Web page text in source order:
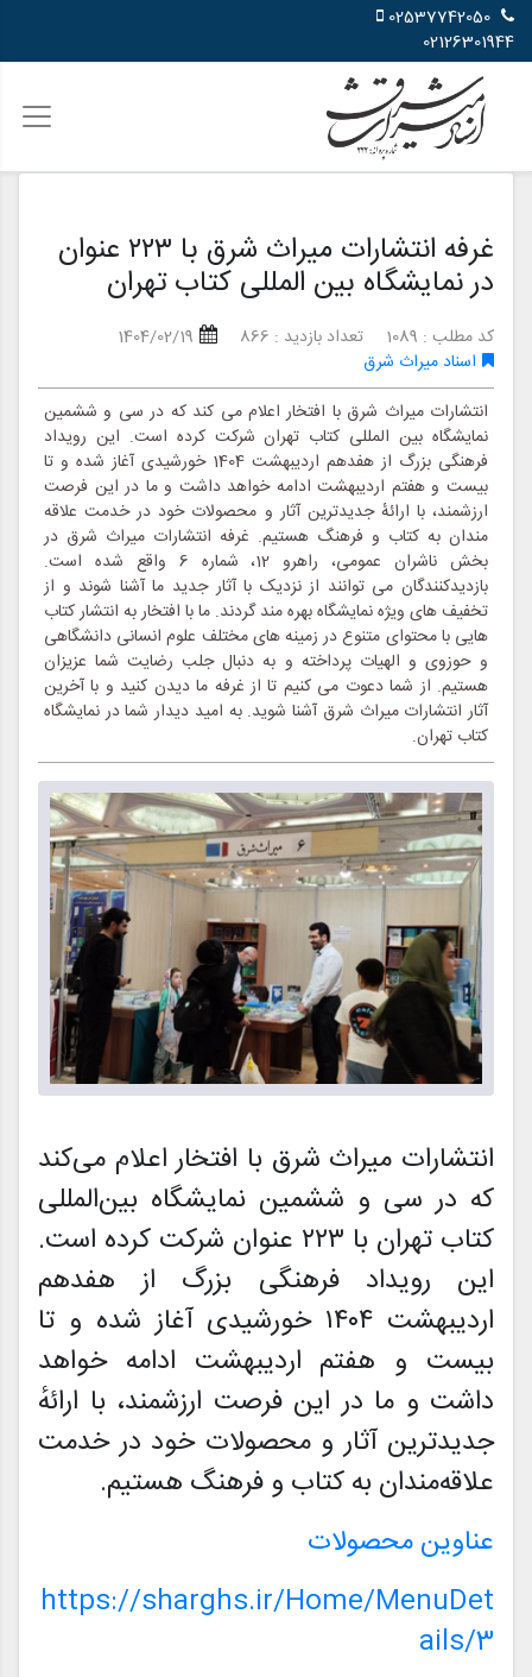
02126301944
غرفه انتشارات میراث شرق با ۲۲۳ عنوان
در نمایشگاه بین المللی کتاب تهران
کد مطلب : 1089 تعداد بازدید : 866
1404/02/19
اسناد میراث شرق
انتشارات میراث شرق با افتخار اعلام می کند که در سی و ششمین
نمایشگاه بین المللی کتاب تهران شرکت کرده است. این رویداد
فرهنگی بزرگ از هفدهم اردیبهشت 1404 خورشیدی آغاز شده و تا
بیست و هفتم اردیبهشت ادامه خواهد داشت و ما در این فرصت
ارزشمند، با ارائهٔ جدیدترین آثار و محصولات خود در خدمت علاقه
مندان به کتاب و فرهنگ هستیم. غرفه انتشارات میراث شرق در
بخش ناشران عمومی، راهرو 12، شماره 6 واقع شده است.
بازدیدکنندگان می توانند از نزدیک با آثار جدید ما آشنا شوند و از
تخفیف های ویژه نمایشگاه بهره مند گردند. ما با افتخار به انتشار کتاب
هایی با محتوای متنوع در زمینه های مختلف علوم انسانی دانشگاهی
و حوزوی و الهیات پرداخته و به دنبال جلب رضایت شما عزیزان
هستیم. از شما دعوت می کنیم تا از غرفه ما دیدن کنید و با آخرین
آثار انتشارات میراث شرق آشنا شوید. به امید دیدار شما در نمایشگاه
کتاب تهران.
انتشارات میراث شرق با افتخار اعلام می‌کند
که در سی و ششمین نمایشگاه بین‌المللی
کتاب تهران با ۲۲۳ عنوان شرکت کرده است.
این رویداد فرهنگی بزرگ از هفدهم
اردیبهشت ۱۴۰۴ خورشیدی آغاز شده و تا
بیست و هفتم اردیبهشت ادامه خواهد
داشت و ما در این فرصت ارزشمند، با ارائهٔ
جدیدترین آثار و محصولات خود در خدمت
علاقه‌مندان به کتاب و فرهنگ هستیم.
عناوین محصولات
https://sharghs.ir/Home/MenuDet
ails/3